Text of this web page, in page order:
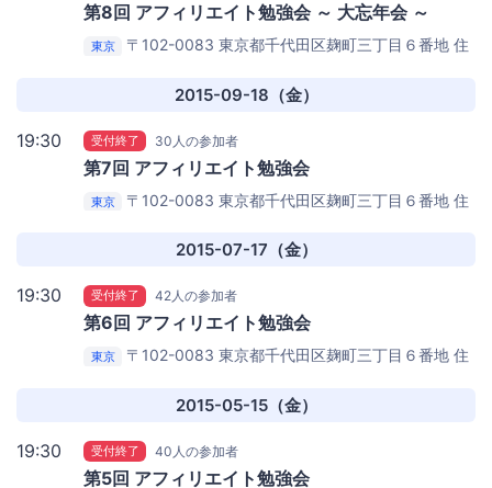
第8回 アフィリエイト勉強会 ～ 大忘年会 ～
東京
〒102-0083 東京都千代田区麹町三丁目６番地 住
ションズ 6Fセミナールーム
2015-09-18（金）
19:30 受付終了 30人の参加者
第7回 アフィリエイト勉強会
東京
〒102-0083 東京都千代田区麹町三丁目６番地 住
ションズ 6Fセミナールーム
2015-07-17（金）
19:30 受付終了 42人の参加者
第6回 アフィリエイト勉強会
東京
〒102-0083 東京都千代田区麹町三丁目６番地 住
ションズ 6Fセミナールーム
2015-05-15（金）
19:30 受付終了 40人の参加者
第5回 アフィリエイト勉強会